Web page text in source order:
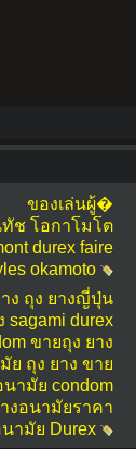
ของเล่นผู้�
ทัช โอกาโมโต
durex faire
okamoto
ง ถุง ยางญี่ปุ่น
sagami durex
ขายถุง ยาง
ย ถุง ยาง ขาย
นามัย condom
งอนามัยราคา
นามัย Durex